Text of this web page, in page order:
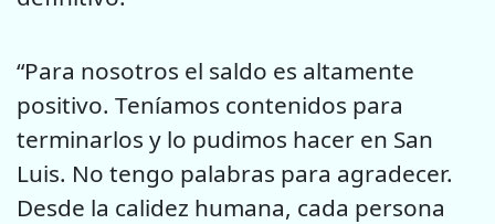
“Para nosotros el saldo es altamente
positivo. Teníamos contenidos para
terminarlos y lo pudimos hacer en San
Luis. No tengo palabras para agradecer.
Desde la calidez humana, cada persona